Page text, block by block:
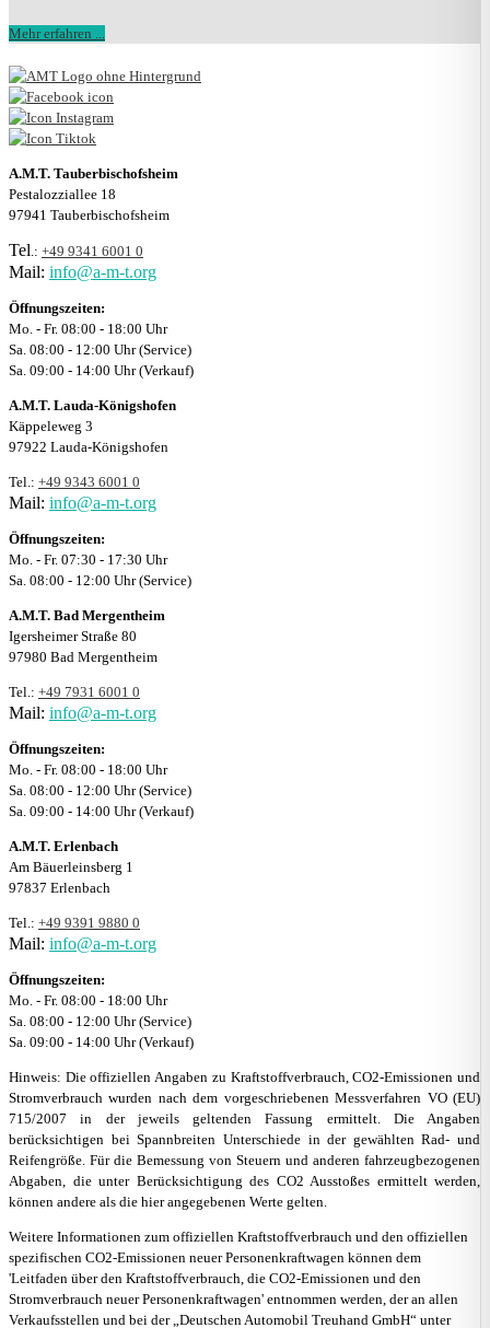
Mehr erfahren ...
A.M.T. Tauberbischofsheim
Pestalozziallee 18
97941 Tauberbischofsheim
Tel .: +49 9341 6001 0
Mail: info@a-m-t.org
Öffnungszeiten:
Mo. - Fr. 08:00 - 18:00 Uhr
Sa. 08:00 - 12:00 Uhr (Service)
Sa. 09:00 - 14:00 Uhr (Verkauf)
A.M.T. Lauda-Königshofen
Käppeleweg 3
97922 Lauda-Königshofen
Tel.: +49 9343 6001 0
Mail: info@a-m-t.org
Öffnungszeiten:
Mo. - Fr. 07:30 - 17:30 Uhr
Sa. 08:00 - 12:00 Uhr (Service)
A.M.T. Bad Mergentheim
Igersheimer Straße 80
97980 Bad Mergentheim
Tel.: +49 7931 6001 0
Mail: info@a-m-t.org
Öffnungszeiten:
Mo. - Fr. 08:00 - 18:00 Uhr
Sa. 08:00 - 12:00 Uhr (Service)
Sa. 09:00 - 14:00 Uhr (Verkauf)
A.M.T. Erlenbach
Am Bäuerleinsberg 1
97837 Erlenbach
Tel.: +49 9391 9880 0
Mail: info@a-m-t.org
Öffnungszeiten:
Mo. - Fr. 08:00 - 18:00 Uhr
Sa. 08:00 - 12:00 Uhr (Service)
Sa. 09:00 - 14:00 Uhr (Verkauf)
Hinweis: Die offiziellen Angaben zu Kraftstoffverbrauch, CO2-Emissionen und
Stromverbrauch wurden nach dem vorgeschriebenen Messverfahren VO (EU)
715/2007 in der jeweils geltenden Fassung ermittelt. Die Angaben
berücksichtigen bei Spannbreiten Unterschiede in der gewählten Rad- und
Reifengröße. Für die Bemessung von Steuern und anderen fahrzeugbezogenen
Abgaben, die unter Berücksichtigung des CO2 Ausstoßes ermittelt werden,
können andere als die hier angegebenen Werte gelten.
Weitere Informationen zum offiziellen Kraftstoffverbrauch und den offiziellen
spezifischen CO2-Emissionen neuer Personenkraftwagen können dem
'Leitfaden über den Kraftstoffverbrauch, die CO2-Emissionen und den
Stromverbrauch neuer Personenkraftwagen' entnommen werden, der an allen
Verkaufsstellen und bei der „Deutschen Automobil Treuhand GmbH“ unter